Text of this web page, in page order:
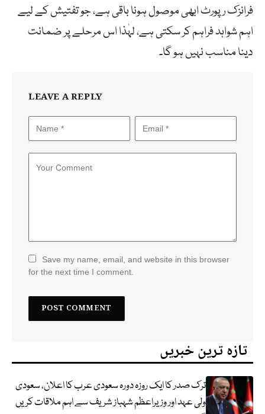
فرانزک رپورٹ ابھی موصول ہونا باقی ہے، جو تفتیش کے لیے
اہم شواہد فراہم کر سکتی ہے، لہٰذا اس مرحلے پر ضمانت
دینا مناسب نہیں ہو گا۔
LEAVE A REPLY
Save my name, email, and website in this browser
for the next time I comment.
تازہ ترین خبریں
ترک صدر کا ایک روزہ دورہ سعودی عرب کا اعلان، سعودی
ولی عہد اور وزیراعظم شہباز شریف سے اہم ملاقات کریں